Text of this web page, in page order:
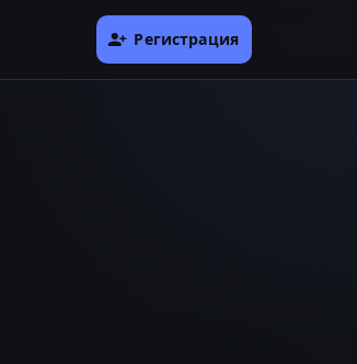
Регистрация